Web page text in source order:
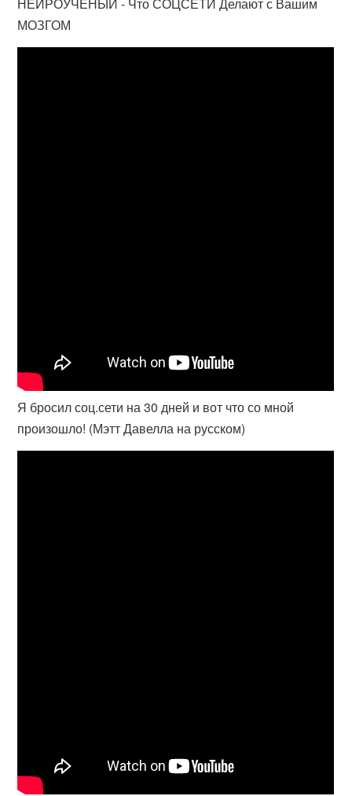
МОЗГОМ
Я бросил соц.сети на 30 дней и вот что со мной
произошло! (Мэтт Давелла на русском)